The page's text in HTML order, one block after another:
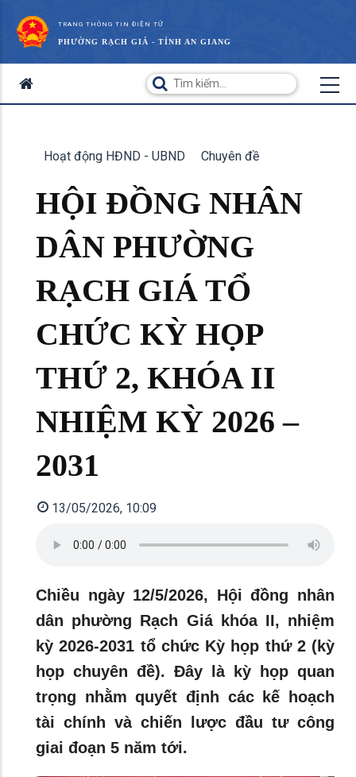
TRANG THÔNG TIN ĐIỆN TỬ
PHƯỜNG RẠCH GIÁ - TỈNH AN GIANG
Hoạt động HĐND - UBND Chuyên đề
HỘI ĐỒNG NHÂN
DÂN PHƯỜNG
RẠCH GIÁ TỔ
CHỨC KỲ HỌP
THỨ 2, KHÓA II
NHIỆM KỲ 2026 –
2031
13/05/2026, 10:09
Chiều ngày 12/5/2026, Hội đồng nhân
dân phường Rạch Giá khóa II, nhiệm
kỳ 2026-2031 tổ chức Kỳ họp thứ 2 (kỳ
họp chuyên đề). Đây là kỳ họp quan
trọng nhằm quyết định các kế hoạch
tài chính và chiến lược đầu tư công
giai đoạn 5 năm tới.